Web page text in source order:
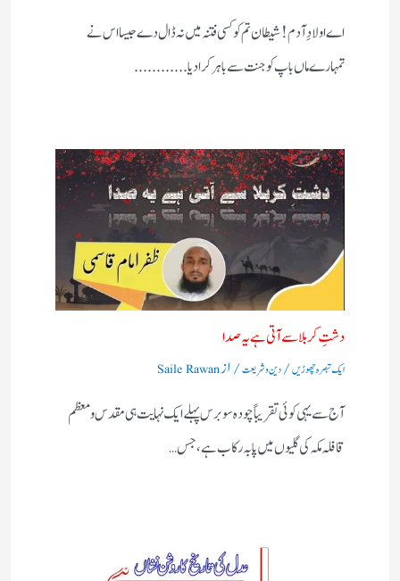
اے اولادِ آدم! شیطان تم کو کسی فتنہ میں نہ ڈال دے جیسا اس نے
تمہارے ماں باپ کو جنت سے باہر کرادیا............
دشتِ کربلا سے آتی ہے یہ صدا
ایک تبصرہ چھوڑیں/دین و شریعت/ ازSaile Rawan
آج سے یہی کوئی تقریباً چودہ سو برس پہلے ایک نہایت ہی مقدس و معظم
قافلہ مکہ کی گلیوں میں پا بہ رکاب ہے، جس…